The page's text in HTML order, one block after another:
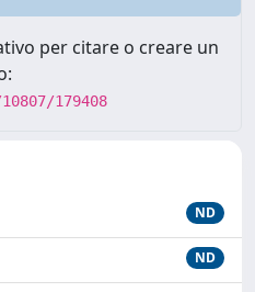
per citare o creare un
179408
ND
ND